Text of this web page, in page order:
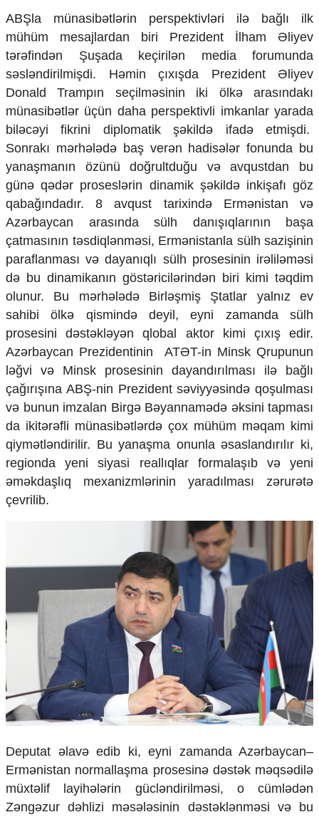
Sağlamlıq
Sosium
Mənəvi dəyərlər
Texnologiya
Mətbuat-150
Əlaqə
Missiyamız
ABŞla münasibətlərin perspektivləri ilə bağlı ilk
mühüm mesajlardan biri Prezident İlham Əliyev
tərəfindən Şuşada keçirilən media forumunda
səsləndirilmişdi. Həmin çıxışda Prezident Əliyev
Donald Trampın seçilməsinin iki ölkə arasındakı
münasibətlər üçün daha perspektivli imkanlar yarada
biləcəyi fikrini diplomatik şəkildə ifadə etmişdi.
Sonrakı mərhələdə baş verən hadisələr fonunda bu
yanaşmanın özünü doğrultduğu və avqustdan bu
günə qədər proseslərin dinamik şəkildə inkişafı göz
qabağındadır. 8 avqust tarixində Ermənistan və
Azərbaycan arasında sülh danışıqlarının başa
çatmasının təsdiqlənməsi, Ermənistanla sülh sazişinin
paraflanması və dayanıqlı sülh prosesinin irəliləməsi
də bu dinamikanın göstəricilərindən biri kimi təqdim
olunur. Bu mərhələdə Birləşmiş Ştatlar yalnız ev
sahibi ölkə qismində deyil, eyni zamanda sülh
prosesini dəstəkləyən qlobal aktor kimi çıxış edir.
Azərbaycan Prezidentinin ATƏT-in Minsk Qrupunun
ləğvi və Minsk prosesinin dayandırılması ilə bağlı
çağırışına ABŞ-nin Prezident səviyyəsində qoşulması
və bunun imzalan Birgə Bəyannamədə əksini tapması
da ikitərəfli münasibətlərdə çox mühüm məqam kimi
qiymətləndirilir. Bu yanaşma onunla əsaslandırılır ki,
regionda yeni siyasi reallıqlar formalaşıb və yeni
əməkdaşlıq mexanizmlərinin yaradılması zərurətə
çevrilib.
Deputat əlavə edib ki, eyni zamanda Azərbaycan–
Ermənistan normallaşma prosesinə dəstək məqsədilə
müxtəlif layihələrin gücləndirilməsi, o cümlədən
Zəngəzur dəhlizi məsələsinin dəstəklənməsi və bu